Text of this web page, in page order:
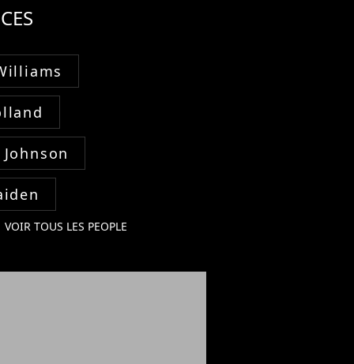
VOIR TOUS LES PEOPLE